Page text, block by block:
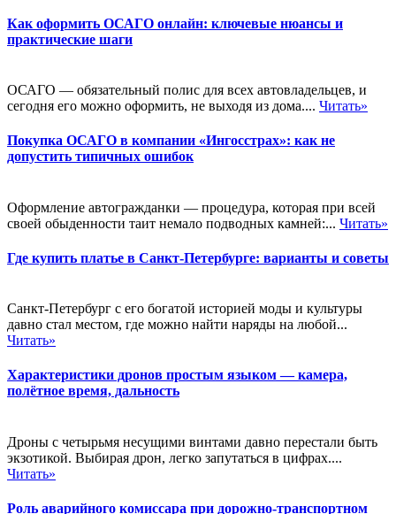
Как оформить ОСАГО онлайн: ключевые нюансы и
практические шаги
ОСАГО — обязательный полис для всех автовладельцев, и
сегодня его можно оформить, не выходя из дома.... Читать»
Покупка ОСАГО в компании «Ингосстрах»: как не
допустить типичных ошибок
Оформление автогражданки — процедура, которая при всей
своей обыденности таит немало подводных камней:... Читать»
Где купить платье в Санкт-Петербурге: варианты и советы
Санкт-Петербург с его богатой историей моды и культуры
давно стал местом, где можно найти наряды на любой...
Читать»
Характеристики дронов простым языком — камера,
полётное время, дальность
Дроны с четырьмя несущими винтами давно перестали быть
экзотикой. Выбирая дрон, легко запутаться в цифрах....
Читать»
Роль аварийного комиссара при дорожно-транспортном